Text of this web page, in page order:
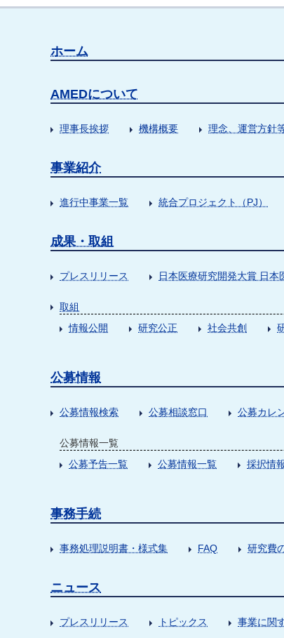
ホーム
AMEDについて
理事長挨拶 機構概要 理念、運営方針
事業紹介
進行中事業一覧 統合プロジェクト（PJ）
成果・取組
プレスリリース 日本医療研究開発大賞 日本
取組
情報公開
研究公正 社会共創
公募情報
公募情報検索 公募相談窓口 公募カレ
公募情報一覧
公募予告一覧
公募情報一覧 採択情
事務手続
事務処理説明書・様式集 FAQ 研究費
ニュース
プレスリリース トピックス 事業に関